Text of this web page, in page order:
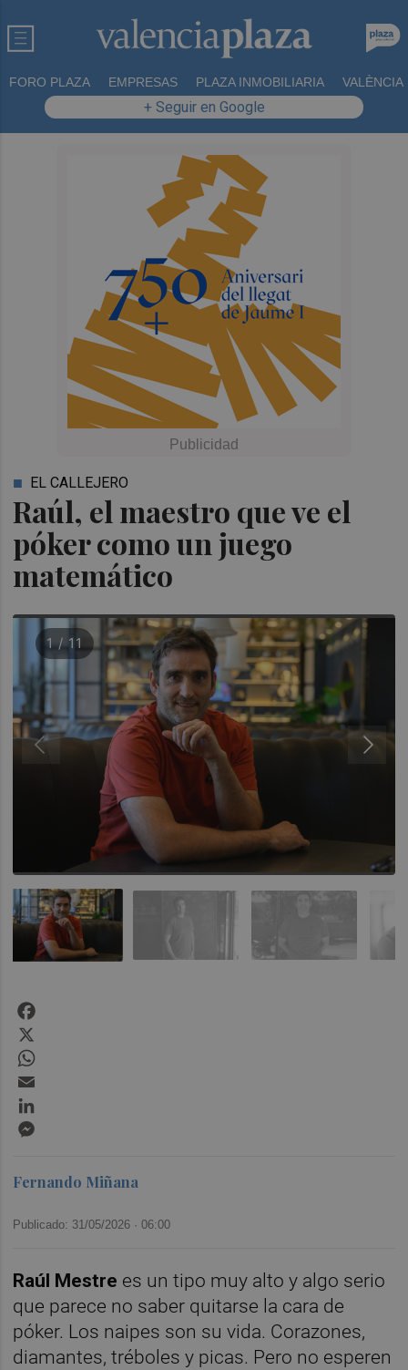
FORO PLAZA EMPRESAS PLAZA INMOBILIARIA VALÈNCIA
+ Seguir en Google
Raúl, el maestro que ve el
póker como un juego
matemático
EL CALLEJERO
1 / 11
Fernando Miñana
Publicado: 31/05/2026 ·06:00
Raúl Mestre es un tipo muy alto y algo serio
que parece no saber quitarse la cara de
póker. Los naipes son su vida. Corazones,
diamantes, tréboles y picas. Pero no esperen